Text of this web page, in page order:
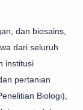
dan biosains,
dari seluruh
institusi
pertanian
Biologi),